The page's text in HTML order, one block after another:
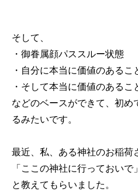
そして、
・御眷属顔パススルー状態
・自分に本当に価値のあるこ
・そして本当に価値のあるこ
などのベースができて、初め
るみたいです。
最近、私、ある神社のお稲荷
「ここの神社に行っておいで」
と教えてもらいました。